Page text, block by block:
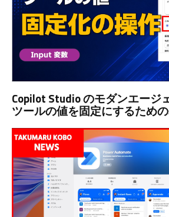
Copilot Studio のモダンエージ
ツールの値を固定にするため